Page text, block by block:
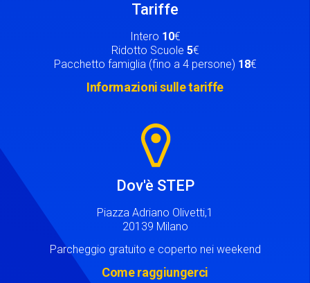
Tariffe
Intero 10€
Ridotto Scuole 5€
Pacchetto famiglia (fino a 4 persone) 18€
Informazioni sulle tariffe
Dov'è STEP
Piazza Adriano Olivetti,1
20139 Milano
Parcheggio gratuito e coperto nei weekend
Come raggiungerci